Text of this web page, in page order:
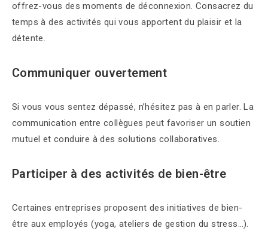
offrez-vous des moments de déconnexion. Consacrez du
temps à des activités qui vous apportent du plaisir et la
détente.
Communiquer ouvertement
Si vous vous sentez dépassé, n’hésitez pas à en parler. La
communication entre collègues peut favoriser un soutien
mutuel et conduire à des solutions collaboratives.
Participer à des activités de bien-être
Certaines entreprises proposent des initiatives de bien-
être aux employés (yoga, ateliers de gestion du stress…).